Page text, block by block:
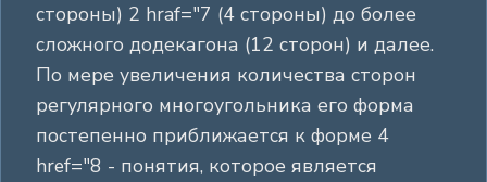
стороны) 2 hraf="7 (4 стороны) до более
сложного додекагона (12 сторон) и далее.
По мере увеличения количества сторон
регулярного многоугольника его форма
постепенно приближается к форме 4
href="8 - понятия, которое является